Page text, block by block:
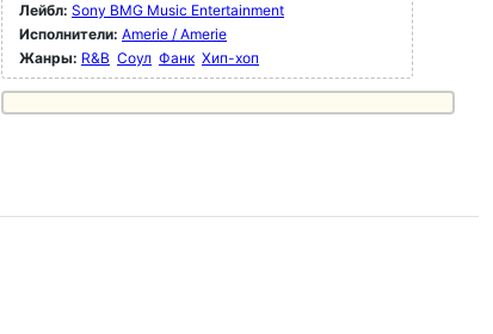
Лейбл: Sony BMG Music Entertainment
Исполнители: Amerie / Amerie
Жанры: R&B Соул Фанк Хип-хоп